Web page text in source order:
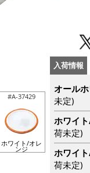
#A-37429
ホワイト/オレ
ンジ
入荷情報
オール
未定)
ホワイ
荷未定)
ホワイ
荷未定)